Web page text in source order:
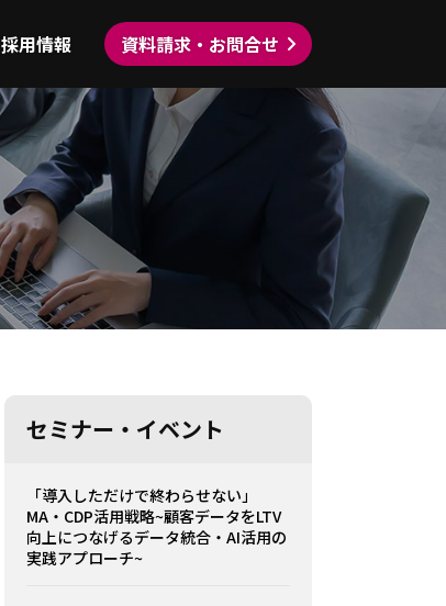
採用情報 資料請求・お問合せ
セミナー・イベント
「導入しただけで終わらせない」
MA・CDP活用戦略~顧客データをLTV
向上につなげるデータ統合・AI活用の
実践アプローチ~